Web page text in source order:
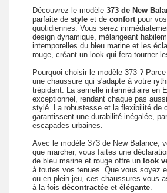
Découvrez le modèle 373 de New
parfaite de style et de confortpour
quotidiennes. Vous serez
design dynamique, mélangeant
intemporelles du bleu marine et les
rouge, créant un look qui fera tourner
Pourquoi choisir le modèle 373 ?
une chaussure qui s'adapte à votre
trépidant. La semelle intermédiaire en
exceptionnel, rendant chaque pas aussi
stylé. La robustesse et la flexibilité de
garantissent une durabilité inégalée,
escapades urbaines.
Avec le modèle 373 de New Balance,
que marcher, vous faites une
de bleu marine et rouge offre un look
à toutes vos tenues. Que vous soyez
ou en plein jeu, ces chaussures vous
à la fois décontractée et élégante.